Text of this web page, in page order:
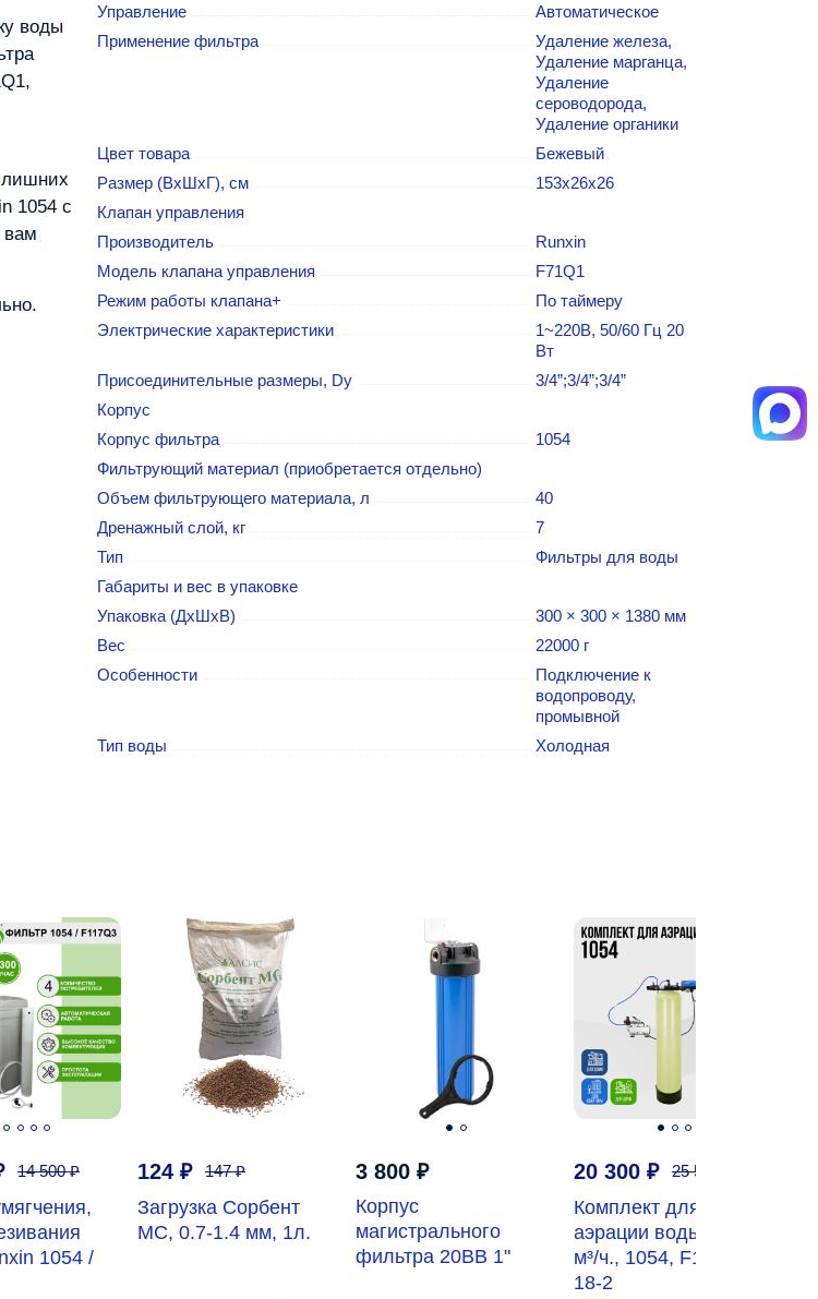
воды
лишних
1054 с
вам
Управление
Автоматическое
Применение фильтра
Удаление железа,
Удаление марганца,
Удаление
сероводорода,
Удаление органики
Цвет товара
Бежевый
Размер (ВхШхГ), см
153х26х26
Клапан управления
Производитель
Runxin
Модель клапана управления
F71Q1
Режим работы клапана+
По таймеру
Электрические характеристики
1~220В, 50/60 Гц 20
Вт
Присоединительные размеры, Dу
3/4”;3/4”;3/4”
Корпус
Корпус фильтра
1054
Фильтрующий материал (приобретается отдельно)
Объем фильтрующего материала, л
40
Дренажный слой, кг
7
Тип
Фильтры для воды
Габариты и вес в упаковке
Упаковка (ДхШхВ)
300 × 300 × 1380 мм
Вес
22000 г
Особенности
Подключение к
водопроводу,
промывной
Тип воды
Холодная
14 500₽
1054 /
124 ₽ 147₽
Загрузка Сорбент
МС, 0.7-1.4 мм, 1л.
3 800 ₽
Корпус
магистрального
фильтра 20BB 1"
20 300 ₽ 25 500
Комплект для
аэрации воды до 1,5
м³/ч., 1054, F107B, AF
18-2